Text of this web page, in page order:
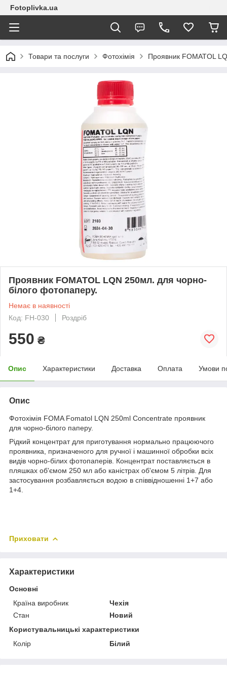
Fotoplivka.ua
Товари та послуги Фотохімія Проявник FOMATOL
Проявник FOMATOL LQN 250мл. для чорно-
білого фотопаперу.
Немає в наявності
Код: FH-030
Роздріб
550 ₴
Опис Характеристики Доставка Оплата Умови
Опис
Фотохімія FOMA Fomatol LQN 250ml Concentrate проявник
для чорно-білого паперу.
Рідкий концентрат для приготування нормально працюючого
проявника, призначеного для ручної і машинної обробки всіх
видів чорно-білих фотопаперів. Концентрат поставляється в
пляшках об'ємом 250 мл або каністрах об'ємом 5 літрів. Для
застосування розбавляється водою в співвідношенні 1+7 або
1+4.
Приховати
Характеристики
Основні
Країна виробник
Чехія
Стан
Новий
Користувальницькі характеристики
Колір
Білий